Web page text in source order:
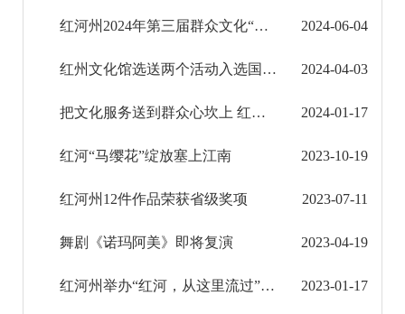
国有土地上房屋征收补偿信息公开
红河州教育信息公开
医疗卫生机构信息公开
科技管理和项目经费信息公开
文化机构信息公开
非物质文化保护信息公开
博物馆馆务信息公开
红河州2024年第三届群众文化“白鹇奖”文艺汇演获奖名单 2024-06-04
红州文化馆选送两个活动入选国家公共文化云网络直录播计划名单 2024-04-03
把文化服务送到群众心坎上 红河州文化服务队走进河口桥头乡开展“三下乡”活动 2024-01-17
红河“马缨花”绽放塞上江南 2023-10-19
红河州12件作品荣获省级奖项 2023-07-11
舞剧《诺玛阿美》即将复演 2023-04-19
红河州举办“红河，从这里流过”2023年新春音乐会 2023-01-17